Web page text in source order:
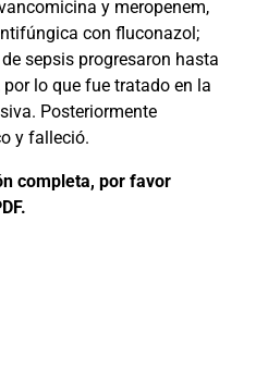
y meropenem,
con fluconazol;
sepsis progresaron hasta
lo que fue tratado en la
Posteriormente
y falleció.
completa, por favor